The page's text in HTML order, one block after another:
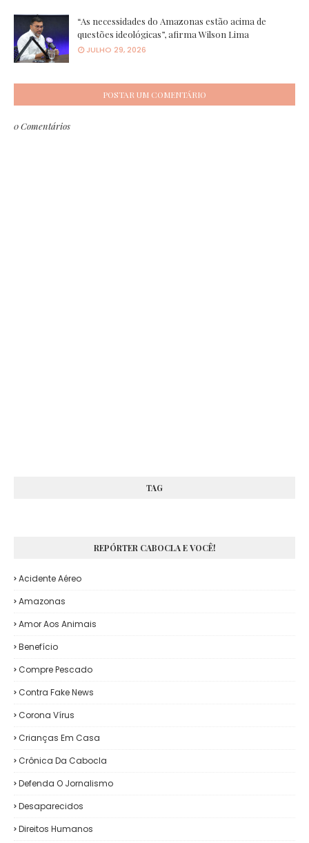
“As necessidades do Amazonas estão acima de
questões ideológicas”, afirma Wilson Lima
JULHO 29, 2026
POSTAR UM COMENTÁRIO
0 Comentários
TAG
REPÓRTER CABOCLA E VOCÊ!
Acidente Aéreo
Amazonas
Amor Aos Animais
Benefício
Compre Pescado
Contra Fake News
Corona Vírus
Crianças Em Casa
Crônica Da Cabocla
Defenda O Jornalismo
Desaparecidos
Direitos Humanos